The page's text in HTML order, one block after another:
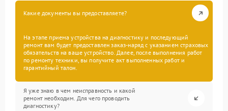
Какие документы вы предоставляете?
На этапе приема устройства на диагностику и последующий
ремонт вам будет предоставлен заказ-наряд с указанием страховых
обязательств на ваше устройство. Далее, после выполнения работ
по ремонту техники, вы получите акт выполненных работ и
гарантийный талон.
Я уже знаю в чем неисправность и какой
ремонт необходим. Для чего проводить
диагностику?